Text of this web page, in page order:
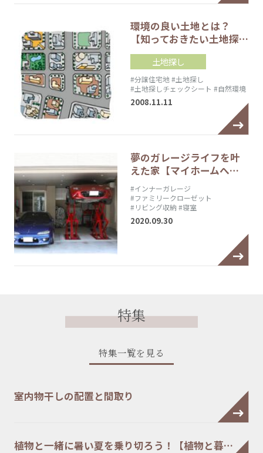
環境の良い土地とは？
【知っておきたい土地探…
土地探し
#分譲住宅地#土地探し
#土地探しチェックシート #自然環境
2008.11.11
夢のガレージライフを叶
えた家【マイホームへ…
#インナーガレージ
#ファミリークローゼット
#リビング収納 #寝室
2020.09.30
特集
特集一覧を見る
室内物干しの配置と間取り
植物と一緒に暑い夏を乗り切ろう！【植物と暮…